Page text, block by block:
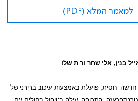
למאמר המלא (PDF)
בנין, אלי שחר ורות שלו
חדשה יחסית, פועלת באמצעות עיכוב ברירני של